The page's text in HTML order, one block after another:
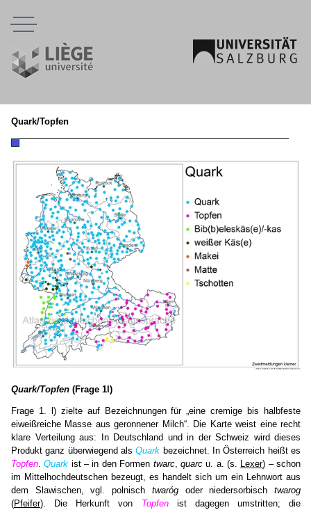
Quark/Topfen
Quark/Topfen (Frage 1l)
Frage 1. l) zielte auf Bezeichnungen für „eine cremige bis halbfeste
eiweißreiche Masse aus geronnener Milch“. Die Karte weist eine recht
klare Verteilung aus: In Deutschland und in der Schweiz wird dieses
Produkt ganz überwiegend alsQuark bezeichnet. In Österreich heißt es
Topfen.Quark ist – in den Formen twarc, quarcu. a. (s. Lexer) – schon
im Mittelhochdeutschen bezeugt, es handelt sich um ein Lehnwort aus
dem Slawischen, vgl. polnisch twarógoder niedersorbischtwarog
(Pfeifer). Die Herkunft von Topfenist dagegen umstritten; die